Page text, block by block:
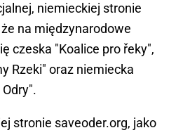
niemieckiej stronie
na międzynarodowe
czeska "Koalice pro řeky",
Rzeki" oraz niemiecka
stronie saveoder.org, jako